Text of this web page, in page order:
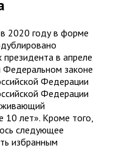
2020 году в форме
в апреле
Федеральном законе
Федерации
Федерации
лет». Кроме того,
следующее
избранным